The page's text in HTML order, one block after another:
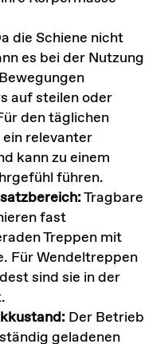
die Schiene nicht
es bei der Nutzung
auf steilen oder
den täglichen
relevanter
kann zu einem
führen.
Tragbare
fast
Treppen mit
Für Wendeltreppen
sind sie in der
Der Betrieb
geladenen